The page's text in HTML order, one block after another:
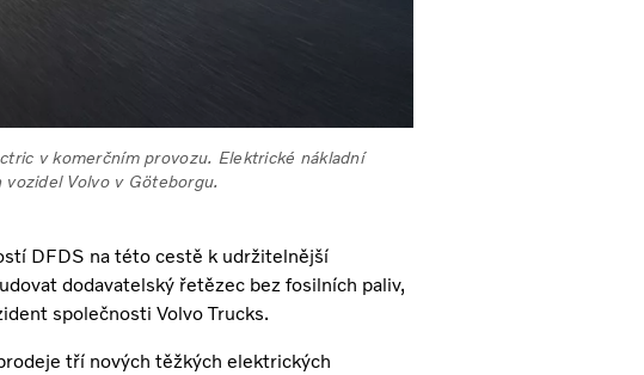
v komerčním provozu. Elektrické nákladní
Volvo v Göteborgu.
DFDS na této cestě k udržitelnější
dodavatelský řetězec bez fosilních paliv,
společnosti Volvo Trucks.
tří nových těžkých elektrických